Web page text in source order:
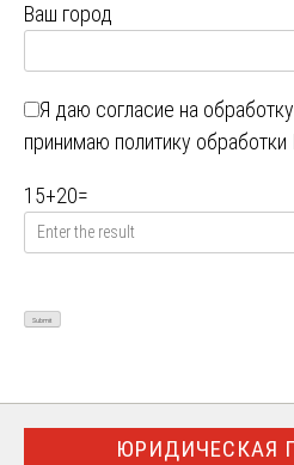
Ваш город
Я даю согласие на
принимаю политику
15+20=
ЮРИДИЧЕСКАЯ